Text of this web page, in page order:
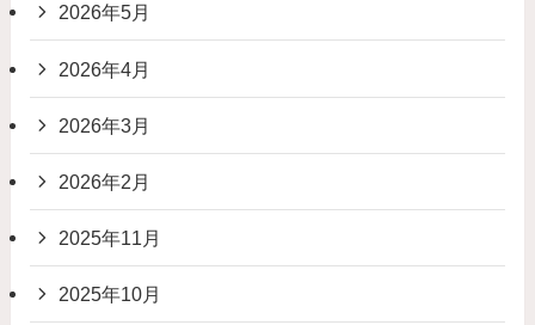
2026年5月
2026年4月
2026年3月
2026年2月
2025年11月
2025年10月